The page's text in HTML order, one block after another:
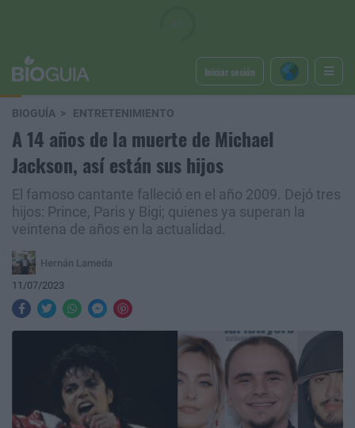
Iniciar sesión
BIOGUÍA ENTRETENIMIENTO
A 14 años de la muerte de Michael
Jackson, así están sus hijos
El famoso cantante falleció en el año 2009. Dejó tres
hijos: Prince, Paris y Bigi; quienes ya superan la
veintena de años en la actualidad.
Hernán Lameda
11/07/2023